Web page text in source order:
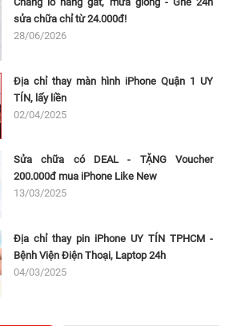
sửa chữa chỉ từ 24.000đ!
28/06/2026
Địa chỉ thay màn hình iPhone Quận 1 UY
TÍN, lấy liền
02/04/2025
Sửa chữa có DEAL - TẶNG Voucher
200.000đ mua iPhone Like New
13/03/2025
Địa chỉ thay pin iPhone UY TÍN TPHCM -
Bệnh Viện Điện Thoại, Laptop 24h
04/03/2025